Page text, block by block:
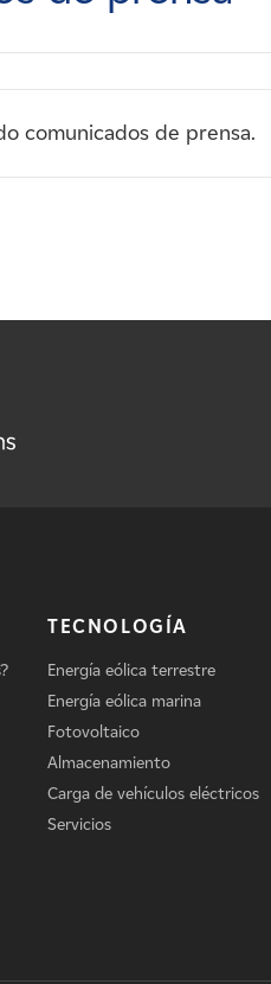
comunicados de prensa.
TECNOLOGÍA
Energía eólica terrestre
Energía eólica marina
Fotovoltaico
Almacenamiento
Carga de vehículos eléctricos
Servicios